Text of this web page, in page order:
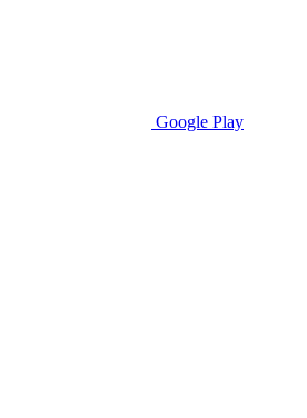
Google Play